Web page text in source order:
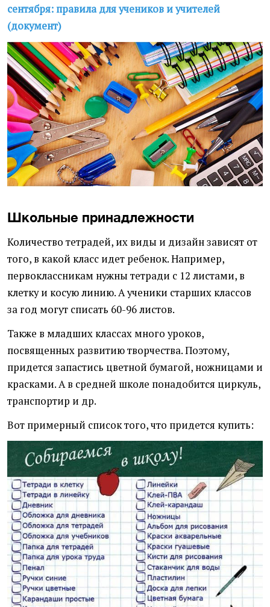
сентября: правила для учеников и учителей
(документ)
Школьные принадлежности
Количество тетрадей, их виды и дизайн зависят от
того, в какой класс идет ребенок. Например,
первоклассникам нужны тетради с 12 листами, в
клетку и косую линию. А ученики старших классов
за год могут списать 60-96 листов.
Также в младших классах много уроков,
посвященных развитию творчества. Поэтому,
придется запастись цветной бумагой, ножницами и
красками. А в средней школе понадобится циркуль,
транспортир и др.
Вот примерный список того, что придется купить: